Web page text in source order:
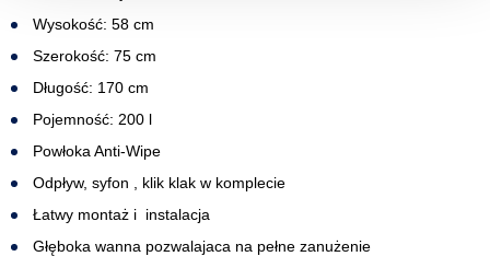
Wysokość: 58 cm
Szerokość: 75 cm
Długość: 170 cm
Pojemność: 200 l
Powłoka Anti-Wipe
Odpływ, syfon , klik klak w komplecie
Łatwy montaż i instalacja
Głęboka wanna pozwalajaca na pełne zanużenie